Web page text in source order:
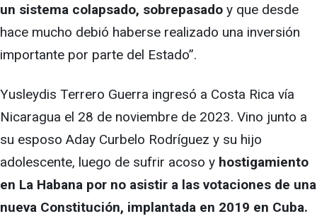
un sistema colapsado, sobrepasado y que desde
hace mucho debió haberse realizado una inversión
importante por parte del Estado”.
Yusleydis Terrero Guerra ingresó a Costa Rica vía
Nicaragua el 28 de noviembre de 2023. Vino junto a
su esposo Aday Curbelo Rodríguez y su hijo
adolescente, luego de sufrir acoso y hostigamiento
en La Habana por no asistir a las votaciones de una
nueva Constitución, implantada en 2019 en Cuba.